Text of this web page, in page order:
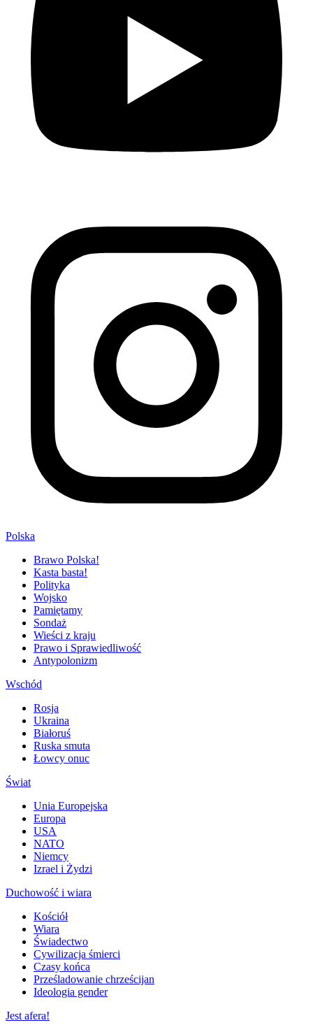
Polska
Brawo Polska!
Kasta basta!
Polityka
Wojsko
Pamiętamy
Sondaż
Wieści z kraju
Prawo i Sprawiedliwość
Antypolonizm
Wschód
Rosja
Ukraina
Białoruś
Ruska smuta
Łowcy onuc
Świat
Unia Europejska
Europa
USA
NATO
Niemcy
Izrael i Żydzi
Duchowość i wiara
Kościół
Wiara
Świadectwo
Cywilizacja śmierci
Czasy końca
Prześladowanie chrześcijan
Ideologia gender
Jest afera!